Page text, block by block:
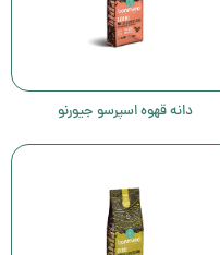
دانه قهوه اسپرسو جیورنو